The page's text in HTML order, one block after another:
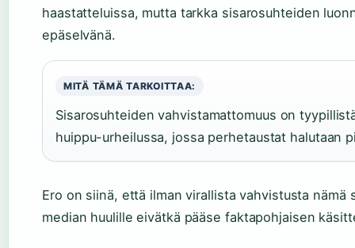
haastatteluissa, mutta tarkka sisarosuhteiden
epäselvänä.
MITÄ TÄMÄ TARKOITTAA:
Sisarosuhteiden vahvistamattomuus on
huippu-urheilussa, jossa perhetaustat halutaan
Ero on siinä, että ilman virallista vahvistusta nämä
median huulille eivätkä pääse faktapohjaisen